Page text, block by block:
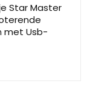
Star Master
met Usb-